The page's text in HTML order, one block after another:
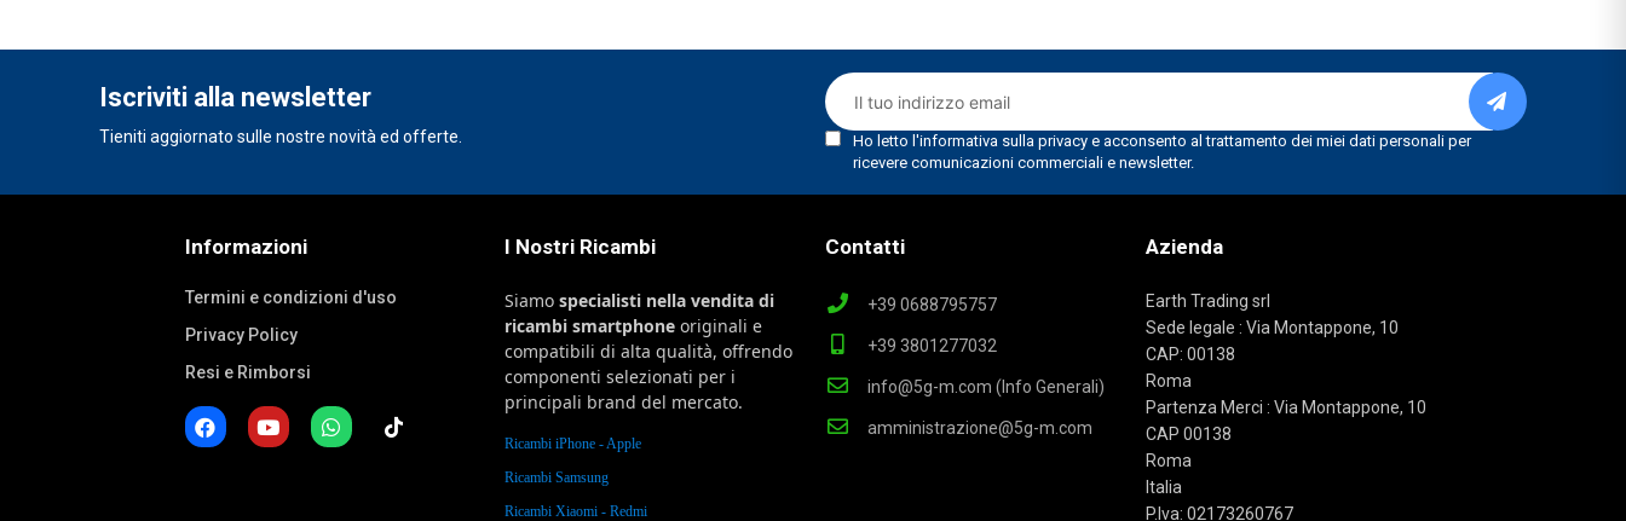
Iscriviti alla newsletter
Tieniti aggiornato sulle nostre novità ed offerte.
Informazioni
Termini e condizioni d'uso
Privacy Policy
Resi e Rimborsi
I Nostri Ricambi
Siamospecialisti nella vendita di
ricambi smartphone originali e
compatibili di alta qualità, offrendo
componenti selezionati per i
principali brand del mercato.
Ricambi iPhone - Apple
Ricambi Samsung
Ricambi Xiaomi - Redmi
Contatti
+39 0688795757
+39 3801277032
info@5g-m.com (Info Generali)
amministrazione@5g-m.com
Azienda
Earth Trading srl
Sede legale : Via Montappone, 10
CAP: 00138
Roma
Partenza Merci : Via Montappone, 10
CAP 00138
Roma
Italia
P.Iva: 02173260767